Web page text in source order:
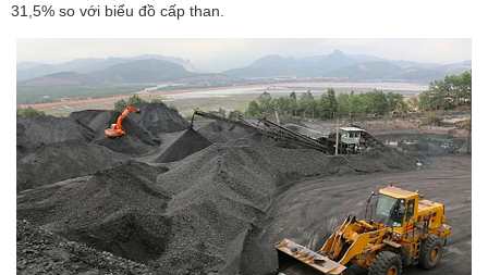
31,5% so với biểu đồ cấp than.